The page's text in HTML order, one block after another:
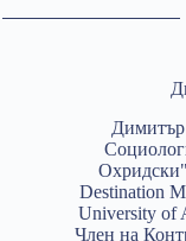
Димитър
Destination
University of
Член на